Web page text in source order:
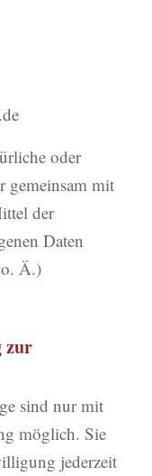
oder
gemeinsam mit
der
Daten
Ä.)
zur
sind nur mit
möglich. Sie
jederzeit